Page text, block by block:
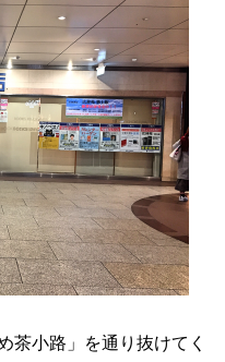
茶小路」を通り抜けてく